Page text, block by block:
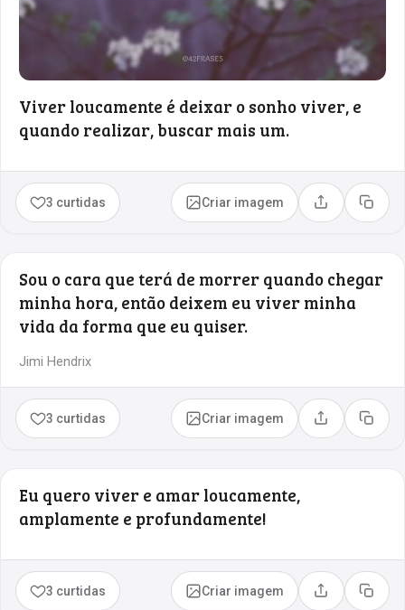
Viver loucamente é deixar o sonho viver, e
quando realizar, buscar mais um.
3 curtidas Criar imagem Compartilhar
Copiar
Sou o cara que terá de morrer quando chegar
minha hora, então deixem eu viver minha
vida da forma que eu quiser.
Jimi Hendrix
3 curtidas Criar imagem Compartilhar
Copiar
Eu quero viver e amar loucamente,
amplamente e profundamente!
3 curtidas Criar imagem Compartilhar
Copiar